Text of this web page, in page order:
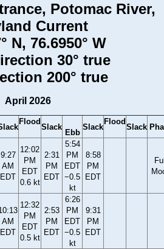
Potomac River,
Current
N, 76.6950° W
30° true
200° true
April 2026
Flood
Slack
Ebb
Slack
Flood
Slack
9:27
AM
EDT
12:02
PM
EDT
0.6 kt
2:31
PM
EDT
5:54
PM
EDT
−0.5
kt
8:58
PM
EDT
AM
EDT
12:32
PM
EDT
0.5 kt
2:53
PM
EDT
6:26
PM
EDT
−0.5
kt
9:31
PM
EDT